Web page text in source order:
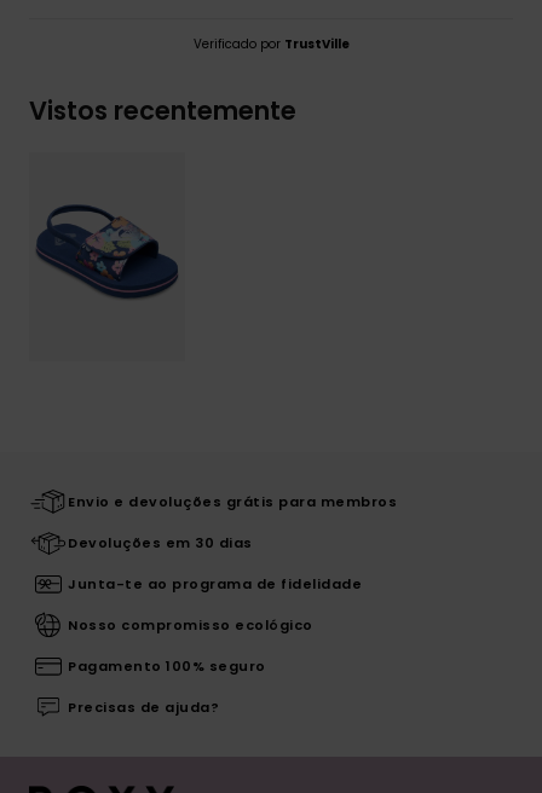
Verificado por TrustVille
Vistos recentemente
Envio e devoluções grátis para membros
Devoluções em 30 dias
Junta-te ao programa de fidelidade
Nosso compromisso ecológico
Pagamento 100% seguro
Precisas de ajuda?